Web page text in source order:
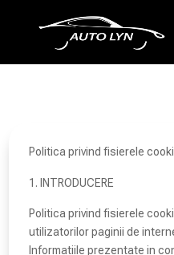
Politica privind fisierele
INTRODUCERE
Politica privind fisierele
utilizatorilor paginii de
Informatiile prezentate in